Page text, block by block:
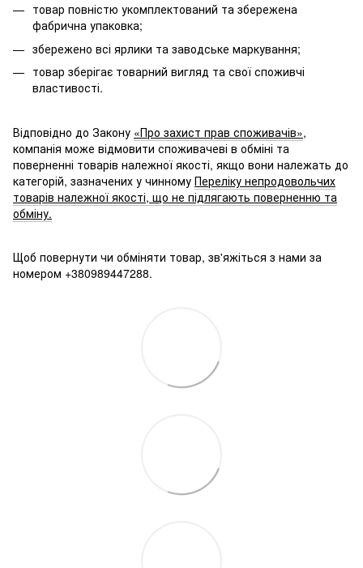
товар повністю укомплектований та збережена
фабрична упаковка;
збережено всі ярлики та заводське маркування;
товар зберігає товарний вигляд та свої споживчі
властивості.
Відповідно до Закону «Про захист прав споживачів»,
компанія може відмовити споживачеві в обміні та
поверненні товарів належної якості, якщо вони належать до
категорій, зазначених у чинному Переліку непродовольчих
товарів належної якості, що не підлягають поверненню та
обміну.
Щоб повернути чи обміняти товар, зв'яжіться з нами за
номером +380989447288.